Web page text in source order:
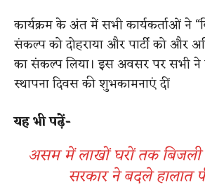
कार्यक्रम के अंत में सभी कार्यकर्ताओं ने
संकल्प को दोहराया और पार्टी को और
का संकल्प लिया। इस अवसर पर सभी
स्थापना दिवस की शुभकामनाएं दीं
यह भी पढ़ें-
असम में लाखों घरों तक
सरकार ने बदले हालात